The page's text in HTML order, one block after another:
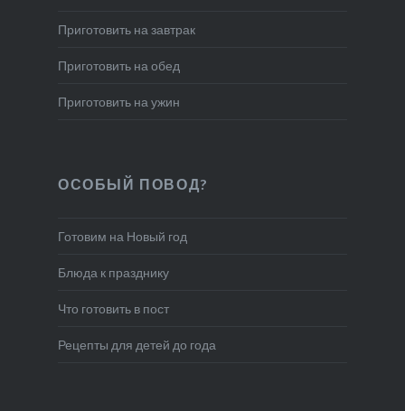
Приготовить на завтрак
Приготовить на обед
Приготовить на ужин
ОСОБЫЙ ПОВОД?
Готовим на Новый год
Блюда к празднику
Что готовить в пост
Рецепты для детей до года